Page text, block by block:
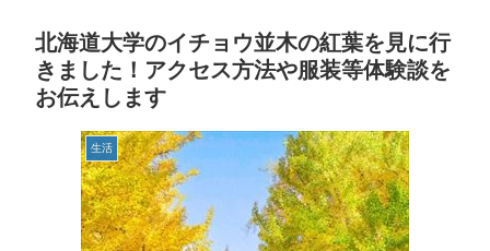
北海道大学のイチョウ並木の紅葉を見に行
きました！アクセス方法や服装等体験談を
お伝えします
生活